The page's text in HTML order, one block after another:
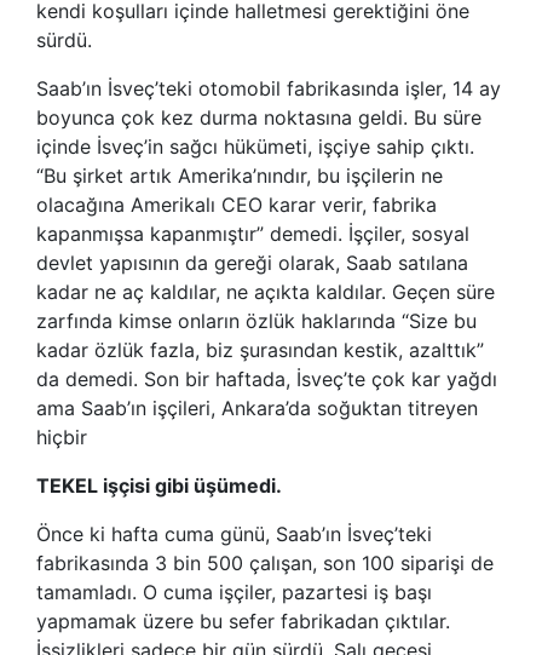
kendi koşulları içinde halletmesi gerektiğini öne
sürdü.
Saab’ın İsveç’teki otomobil fabrikasında işler, 14 ay
boyunca çok kez durma noktasına geldi. Bu süre
içinde İsveç’in sağcı hükümeti, işçiye sahip çıktı.
“Bu şirket artık Amerika’nındır, bu işçilerin ne
olacağına Amerikalı CEO karar verir, fabrika
kapanmışsa kapanmıştır” demedi. İşçiler, sosyal
devlet yapısının da gereği olarak, Saab satılana
kadar ne aç kaldılar, ne açıkta kaldılar. Geçen süre
zarfında kimse onların özlük haklarında “Size bu
kadar özlük fazla, biz şurasından kestik, azalttık”
da demedi. Son bir haftada, İsveç’te çok kar yağdı
ama Saab’ın işçileri, Ankara’da soğuktan titreyen
hiçbir
TEKEL işçisi gibi üşümedi.
Önce ki hafta cuma günü, Saab’ın İsveç’teki
fabrikasında 3 bin 500 çalışan, son 100 siparişi de
tamamladı. O cuma işçiler, pazartesi iş başı
yapmamak üzere bu sefer fabrikadan çıktılar.
İşsizlikleri sadece bir gün sürdü. Salı gecesi